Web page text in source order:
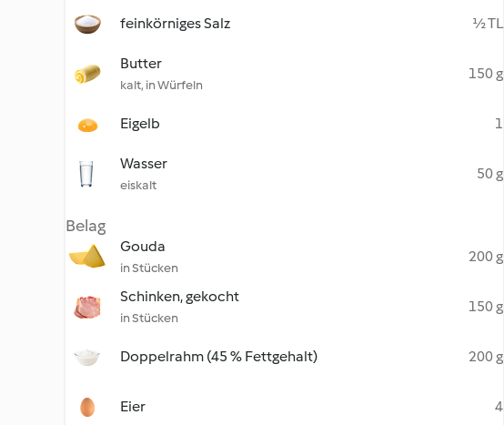
feinkörniges Salz ½ TL
Butter
kalt, in Würfeln
150 g
Eigelb 1
Wasser
eiskalt
50 g
Belag
Gouda
in Stücken
200 g
Schinken, gekocht
in Stücken
150 g
Doppelrahm (45 % Fettgehalt) 200 g
Eier 4